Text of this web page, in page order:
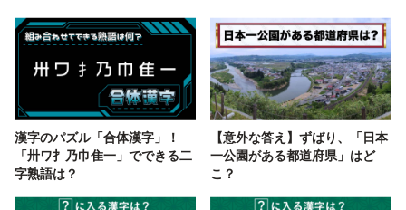
漢字のパズル「合体漢字」！
「卅ワ扌乃巾隹一」でできる二
字熟語は？
【意外な答え】ずばり、「日本
一公園がある都道府県」はど
こ？